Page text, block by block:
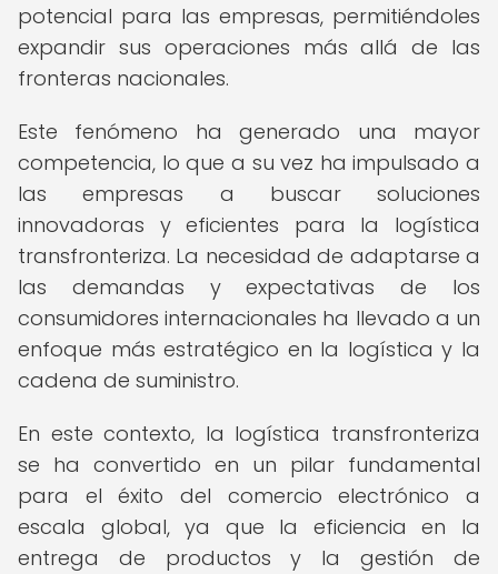
potencial para las empresas, permitiéndoles
expandir sus operaciones más allá de las
fronteras nacionales.
Este fenómeno ha generado una mayor
competencia, lo que a su vez ha impulsado a
las empresas a buscar soluciones
innovadoras y eficientes para la logística
transfronteriza. La necesidad de adaptarse a
las demandas y expectativas de los
consumidores internacionales ha llevado a un
enfoque más estratégico en la logística y la
cadena de suministro.
En este contexto, la logística transfronteriza
se ha convertido en un pilar fundamental
para el éxito del comercio electrónico a
escala global, ya que la eficiencia en la
entrega de productos y la gestión de